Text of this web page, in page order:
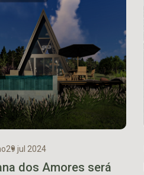
29 jul 2024
dos Amores será